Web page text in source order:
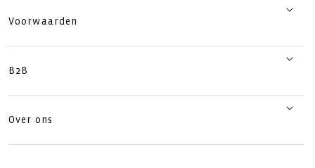
Voorwaarden
B2B
Over ons